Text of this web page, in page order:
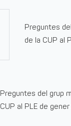
Preguntes
de la CUP al
Preguntes del grup
CUP al PLE de